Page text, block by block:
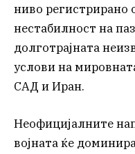
ниво регистрирано
нестабилност на
долготрајната
услови на
САД и Иран.
Неофицијалните
војната ќе